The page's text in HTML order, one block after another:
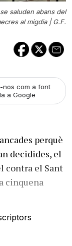
saluden abans del
al migdia |G.F.
nos com a font
a Google
perquè
decidides, el
contra el Sant
cinquena